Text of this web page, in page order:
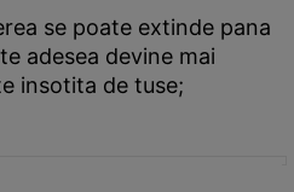
se poate extinde pana
adesea devine mai
insotita de tuse;